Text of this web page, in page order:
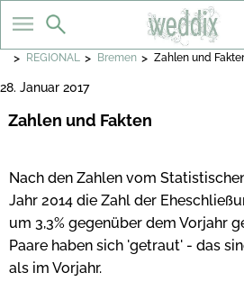
> REGIONAL > Bremen > Zahlen und
28. Januar 2017
Zahlen und Fakten
Nach den Zahlen vom
Jahr 2014 die Zahl der
um 3,3% gegenüber dem Vorjahr
Paare haben sich 'getraut' - das
als im Vorjahr.